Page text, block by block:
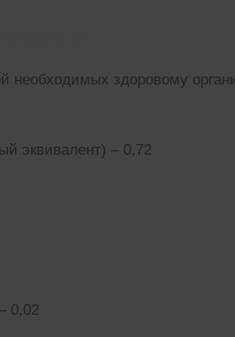
необходимых здоровому
эквивалент) – 0,72
0,02